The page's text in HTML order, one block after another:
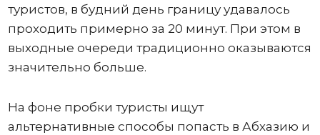
туристов, в будний день границу удавалось
проходить примерно за 20 минут. При этом в
выходные очереди традиционно оказываются
значительно больше.
На фоне пробки туристы ищут
альтернативные способы попасть в Абхазию и